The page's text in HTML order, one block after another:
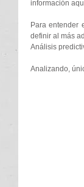
información
Para entender
definir al más
Análisis
Analizando,